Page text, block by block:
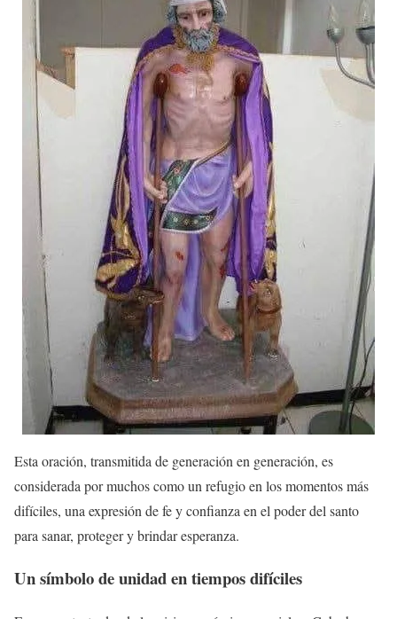
Esta oración, transmitida de generación en generación, es
considerada por muchos como un refugio en los momentos más
difíciles, una expresión de fe y confianza en el poder del santo
para sanar, proteger y brindar esperanza.
Un símbolo de unidad en tiempos difíciles